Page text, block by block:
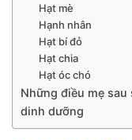
Hạt mè
Hạnh nhân
Hạt bí đỏ
Hạt chia
Hạt óc chó
Những điều mẹ
dinh dưỡng